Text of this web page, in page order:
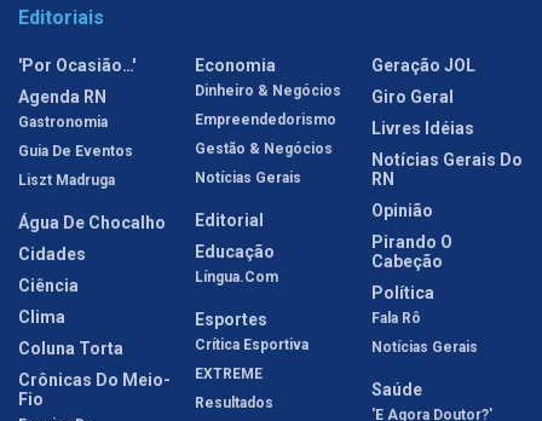
Editoriais
'Por Ocasião…'
Agenda RN
Gastronomia
Guia De Eventos
Liszt Madruga
Água De Chocalho
Cidades
Ciência
Clima
Coluna Torta
Crônicas Do Meio-
Fio
Economia
Dinheiro & Negócios
Empreendedorismo
Gestão & Negócios
Notícias Gerais
Editorial
Educação
Língua.com
Esportes
Crítica Esportiva
EXTREME
Resultados
Geração JOL
Giro Geral
Livres Idéias
Notícias Gerais Do
RN
Opinião
Pirando O
Cabeção
Política
Fala Rô
Notícias Gerais
Saúde
'E Agora Doutor?'